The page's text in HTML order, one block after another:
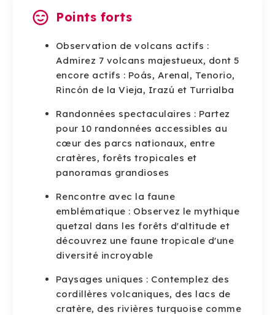
Points forts
Observation de volcans actifs :
Admirez 7 volcans majestueux, dont 5
encore actifs : Poás, Arenal, Tenorio,
Rincón de la Vieja, Irazú et Turrialba
Randonnées spectaculaires : Partez
pour 10 randonnées accessibles au
cœur des parcs nationaux, entre
cratères, forêts tropicales et
panoramas grandioses
Rencontre avec la faune
emblématique : Observez le mythique
quetzal dans les forêts d'altitude et
découvrez une faune tropicale d'une
diversité incroyable
Paysages uniques : Contemplez des
cordillères volcaniques, des lacs de
cratère, des rivières turquoise comme